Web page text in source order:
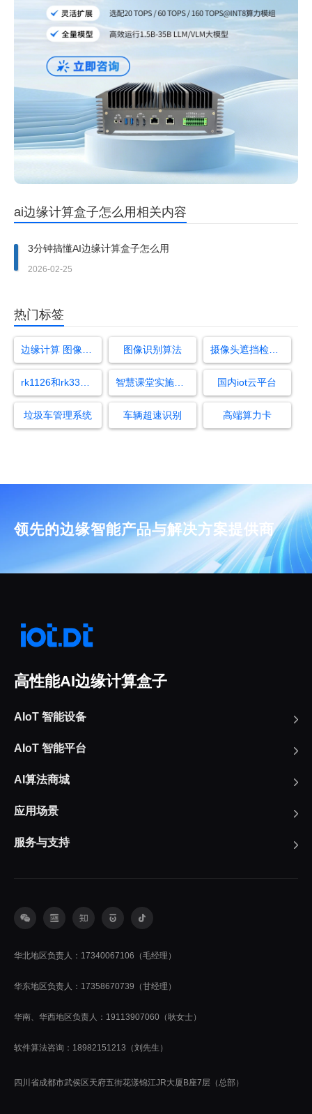
ai边缘计算盒子怎么用相关内容
3分钟搞懂AI边缘计算盒子怎么用
2026-02-25
热门标签
边缘计算 图像识别 图像识别算法 摄像头遮挡检测算法
rk1126和rk3399哪家强 智慧课堂实施方案 国内iot云平台
垃圾车管理系统 车辆超速识别 高端算力卡
领先的边缘智能产品与解决方案提供商
高性能AI边缘计算盒子
AIoT 智能设备
AIoT 智能平台
AI算法商城
应用场景
服务与支持
华北地区负责人：17340067106（毛经理）
华东地区负责人：17358670739（甘经理）
华南、华西地区负责人：19113907060（耿女士）
软件算法咨询：18982151213（刘先生）
四川省成都市武侯区天府五街花漾锦江JR大厦B座7层（总部）